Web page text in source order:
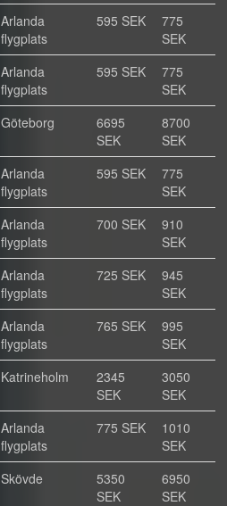
Arlanda
flygplats
595 SEK
775
SEK
Arlanda
flygplats
595 SEK
775
SEK
Göteborg
6695
SEK
8700
SEK
Arlanda
flygplats
595 SEK
775
SEK
Arlanda
flygplats
700 SEK
910
SEK
Arlanda
flygplats
725 SEK
945
SEK
Arlanda
flygplats
765 SEK
995
SEK
Katrineholm
2345
SEK
3050
SEK
Arlanda
flygplats
775 SEK
1010
SEK
Skövde
5350
SEK
6950
SEK